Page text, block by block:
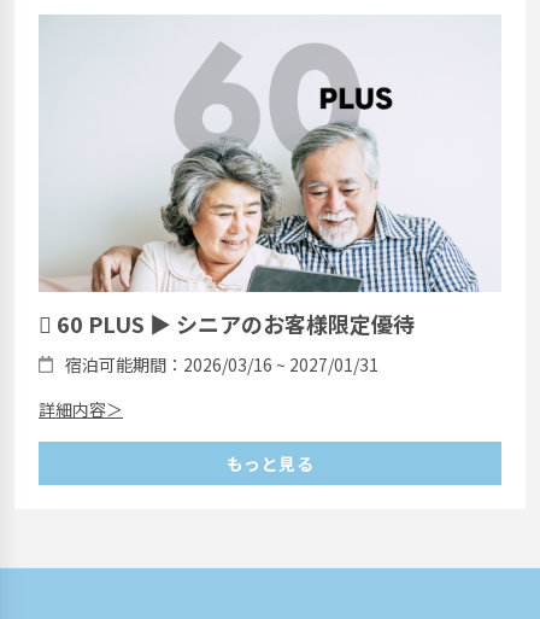
 60 PLUS ▶ シニアのお客様限定優待
宿泊可能期間：2026/03/16 ~ 2027/01/31
詳細内容＞
もっと見る